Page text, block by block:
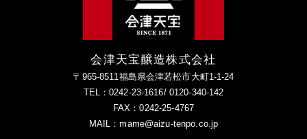
会津天宝醸造株式会社
〒965-8511福島県会津若松市大町1-1-24
TEL：0242-23-1616/ 0120-340-142
FAX：0242-25-4767
MAIL：mame@aizu-tenpo.co.jp